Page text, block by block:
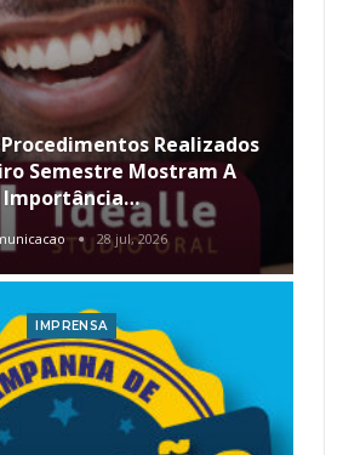
Realizados
Semestre Mostram A
Importância…
28 jul, 2026
IMPRENSA